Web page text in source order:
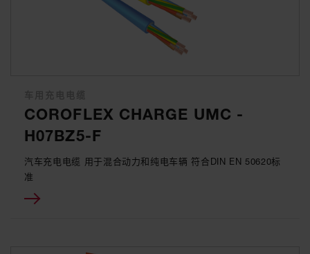
COROFLEX CHARGE UMC -
H07BZ5-F
汽车充电电缆 用于混合动力和纯电车辆 符合DIN EN 50620标
准